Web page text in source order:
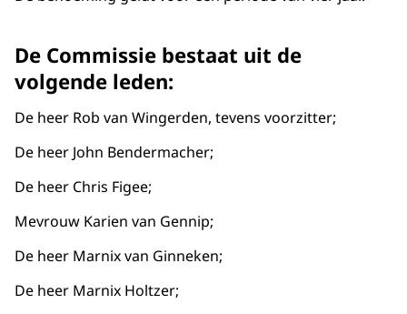
De Commissie bestaat uit de
volgende leden:
De heer Rob van Wingerden, tevens voorzitter;
De heer John Bendermacher;
De heer Chris Figee;
Mevrouw Karien van Gennip;
De heer Marnix van Ginneken;
De heer Marnix Holtzer;